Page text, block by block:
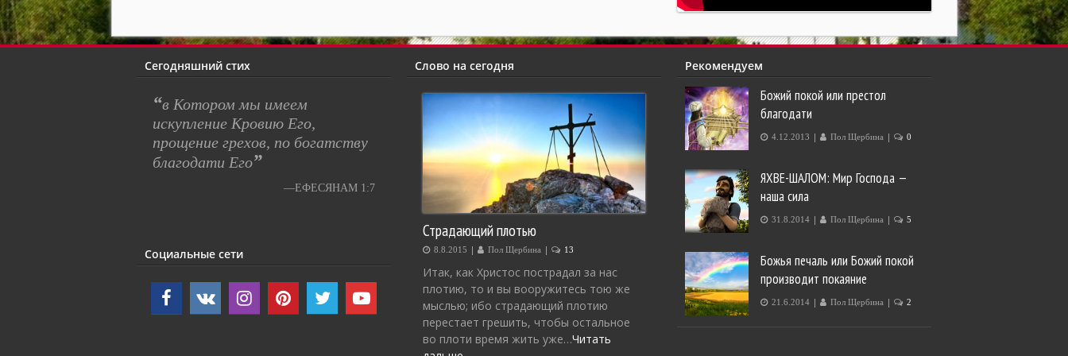
Сегодняшний стих
“в Котором мы имеем
искупление Кровию Его,
прощение грехов, по богатству
благодати Его”
—ЕФЕСЯНАМ 1:7
Социальные сети
Слово на сегодня
Страдающий плотью
8.8.2015 | Пол Щербина | 13
Итак, как Христос пострадал за нас
плотию, то и вы вооружитесь тою же
мыслью; ибо страдающий плотию
перестает грешить, чтобы остальное
во плоти время жить уже…Читать
Рекомендуем
Божий покой или престол
благодати
4.12.2013 | Пол Щербина | 0
ЯХВЕ-ШАЛОМ: Мир Господа —
наша сила
31.8.2014 | Пол Щербина | 5
Божья печаль или Божий покой
производит покаяние
21.6.2014 | Пол Щербина | 2